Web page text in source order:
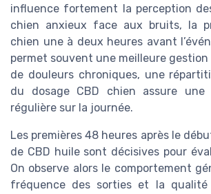
influence fortement la perception
chien anxieux face aux bruits, la
chien une à deux heures avant
permet souvent une meilleure gestion
de douleurs chroniques, une
du dosage CBD chien assure une
régulière sur la journée.
Les premières 48 heures après le
de CBD huile sont décisives pour
On observe alors le comportement
fréquence des sorties et la qualité